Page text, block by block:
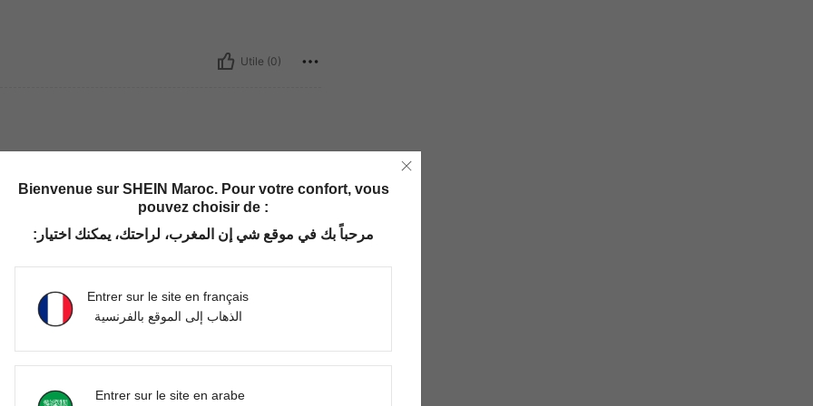
Utile (0)
plus épais me aisuis les couleurs sont
Bienvenue sur SHEIN Maroc. Pour votre confort, vous
pouvez choisir de :
مرحباً بك في موقع شي إن المغرب، لراحتك، يمكنك اختيار:
Entrer sur le site en français
الذهاب إلى الموقع بالفرنسية
Entrer sur le site en arabe